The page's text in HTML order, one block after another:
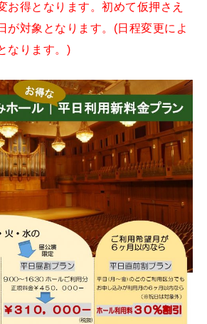
お得となります。初めて仮押さえ
が対象となります。(日程変更によ
なります。)